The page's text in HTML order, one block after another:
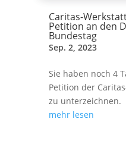
Caritas-
Petition an den
Bundestag
Sep. 2, 2023
Sie haben noch 4
Petition der
zu unterzeichnen.
mehr lesen